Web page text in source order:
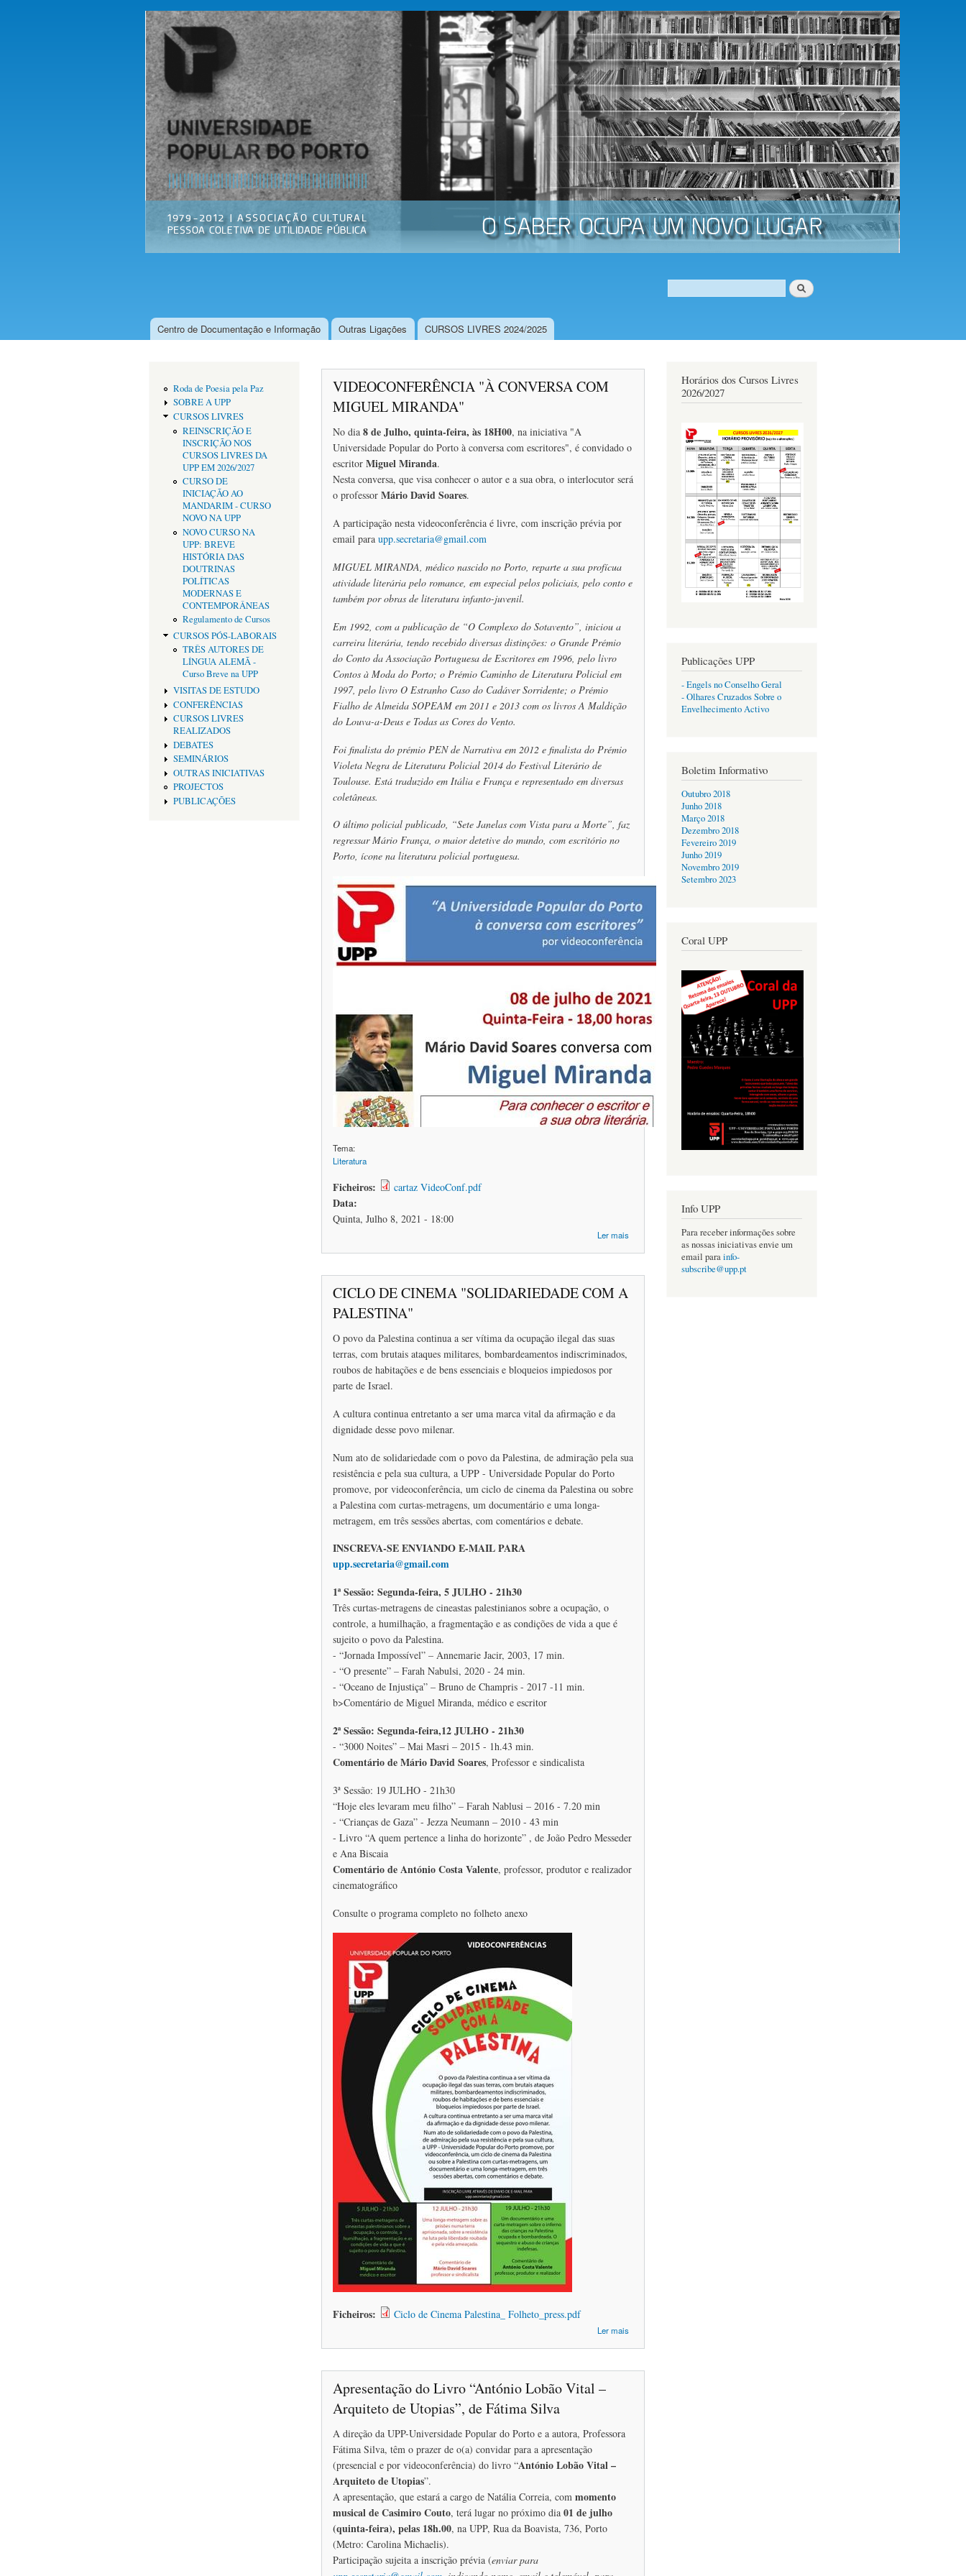
Passar
para o
conteúdo
principal
Universidade
Popular do
Porto
Associação
Cultural
Formulário de procura
Procurar
Menu principal
Centro de Documentação e Informação Outras Ligações CURSOS LIVRES 2024/2025
Roda de Poesia pela Paz
SOBRE A UPP
CURSOS LIVRES
REINSCRIÇÃO E
INSCRIÇÃO NOS
CURSOS LIVRES DA
UPP EM 2026/2027
CURSO DE
INICIAÇÃO AO
MANDARIM - CURSO
NOVO NA UPP
NOVO CURSO NA
UPP: BREVE
HISTÓRIA DAS
DOUTRINAS
POLÍTICAS
MODERNAS E
CONTEMPORÂNEAS
Regulamento de Cursos
CURSOS PÓS-LABORAIS
TRÊS AUTORES DE
LÍNGUA ALEMÃ -
Curso Breve na UPP
VISITAS DE ESTUDO
CONFERÊNCIAS
CURSOS LIVRES
REALIZADOS
DEBATES
SEMINÁRIOS
OUTRAS INICIATIVAS
PROJECTOS
PUBLICAÇÕES
VIDEOCONFERÊNCIA "À CONVERSA COM
MIGUEL MIRANDA"
No dia 8 de Julho, quinta-feira, às 18H00, na iniciativa "A
Universidade Popular do Porto à conversa com escritores", é convidado o
escritor Miguel Miranda.
Nesta conversa, que visa conhecer o autor e a sua obra, o interlocutor será
o professor Mário David Soares.
A participação nesta videoconferência é livre, com inscrição prévia por
email para upp.secretaria@gmail.com
MIGUEL MIRANDA, médico nascido no Porto, reparte a sua profícua
atividade literária pelo romance, em especial pelos policiais, pelo conto e
também por obras de literatura infanto-juvenil.
Em 1992, com a publicação de “O Complexo do Sotavento”, iniciou a
carreira literária, tendo recebido diversas distinções: o Grande Prémio
do Conto da Associação Portuguesa de Escritores em 1996, pelo livro
Contos à Moda do Porto; o Prémio Caminho de Literatura Policial em
1997, pelo livro O Estranho Caso do Cadáver Sorridente; o Prémio
Fialho de Almeida SOPEAM em 2011 e 2013 com os livros A Maldição
do Louva-a-Deus e Todas as Cores do Vento.
Foi finalista do prémio PEN de Narrativa em 2012 e finalista do Prémio
Violeta Negra de Literatura Policial 2014 do Festival Literário de
Toulouse. Está traduzido em Itália e França e representado em diversas
coletâneas.
O último policial publicado, “Sete Janelas com Vista para a Morte”, faz
regressar Mário França, o maior detetive do mundo, com escritório no
Porto, ícone na literatura policial portuguesa.
Tema:
Literatura
Ficheiros: cartaz VideoConf.pdf
Data:
Quinta, Julho 8, 2021 - 18:00
Ler mais
acerca de
VIDEOCONFERÊNCIA
"À CONVERSA COM
MIGUEL MIRANDA"
CICLO DE CINEMA "SOLIDARIEDADE COM A
PALESTINA"
O povo da Palestina continua a ser vítima da ocupação ilegal das suas
terras, com brutais ataques militares, bombardeamentos indiscriminados,
roubos de habitações e de bens essenciais e bloqueios impiedosos por
parte de Israel.
A cultura continua entretanto a ser uma marca vital da afirmação e da
dignidade desse povo milenar.
Num ato de solidariedade com o povo da Palestina, de admiração pela sua
resistência e pela sua cultura, a UPP - Universidade Popular do Porto
promove, por videoconferência, um ciclo de cinema da Palestina ou sobre
a Palestina com curtas-metragens, um documentário e uma longa-
metragem, em três sessões abertas, com comentários e debate.
INSCREVA-SE ENVIANDO E-MAIL PARA
upp.secretaria@gmail.com
1ª Sessão: Segunda-feira, 5 JULHO - 21h30
Três curtas-metragens de cineastas palestinianos sobre a ocupação, o
controle, a humilhação, a fragmentação e as condições de vida a que é
sujeito o povo da Palestina.
- “Jornada Impossível” – Annemarie Jacir, 2003, 17 min.
- “O presente” – Farah Nabulsi, 2020 - 24 min.
- “Oceano de Injustiça” – Bruno de Champris - 2017 -11 min.
b>Comentário de Miguel Miranda, médico e escritor
2ª Sessão: Segunda-feira,12 JULHO - 21h30
- “3000 Noites” – Mai Masri – 2015 - 1h.43 min.
Comentário de Mário David Soares, Professor e sindicalista
3ª Sessão: 19 JULHO - 21h30
“Hoje eles levaram meu filho” – Farah Nablusi – 2016 - 7.20 min
- “Crianças de Gaza” - Jezza Neumann – 2010 - 43 min
- Livro “A quem pertence a linha do horizonte” , de João Pedro Messeder
e Ana Biscaia
Comentário de António Costa Valente, professor, produtor e realizador
cinematográfico
Consulte o programa completo no folheto anexo
Ficheiros: Ciclo de Cinema Palestina_ Folheto_press.pdf
Ler mais
"SOLIDARIEDADE
Apresentação do Livro “António Lobão Vital –
Arquiteto de Utopias”, de Fátima Silva
A direção da UPP-Universidade Popular do Porto e a autora, Professora
Fátima Silva, têm o prazer de o(a) convidar para a apresentação
(presencial e por videoconferência) do livro “António Lobão Vital –
Arquiteto de Utopias”.
A apresentação, que estará a cargo de Natália Correia, com momento
musical de Casimiro Couto, terá lugar no próximo dia 01 de julho
(quinta-feira), pelas 18h.00, na UPP, Rua da Boavista, 736, Porto
(Metro: Carolina Michaelis).
Participação sujeita a inscrição prévia (enviar para
Horários dos Cursos Livres
2026/2027
Publicações UPP
- Engels no Conselho Geral
- Olhares Cruzados Sobre o
Envelhecimento Activo
Boletim Informativo
Outubro 2018
Junho 2018
Março 2018
Dezembro 2018
Fevereiro 2019
Junho 2019
Novembro 2019
Setembro 2023
Coral UPP
Info UPP
Para receber informações sobre
as nossas iniciativas envie um
email parainfo-
subscribe@upp.pt